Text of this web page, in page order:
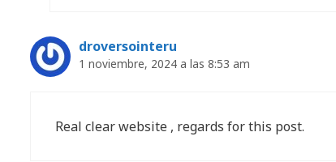
droversointeru
1 noviembre, 2024 a las 8:53 am
Real clear website , regards for this post.